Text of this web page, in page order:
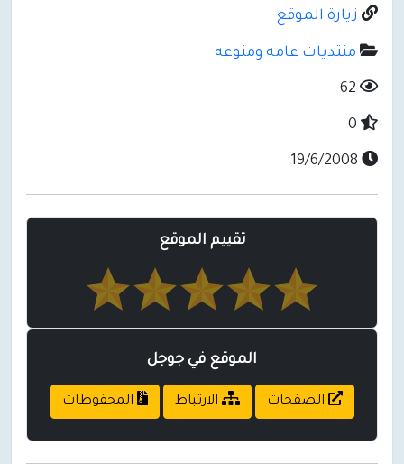
زيارة الموقع
منتديات عامه ومنوعه
تقييم الموقع
الموقع في جوجل
الصفحات الارتباط المحفوظات